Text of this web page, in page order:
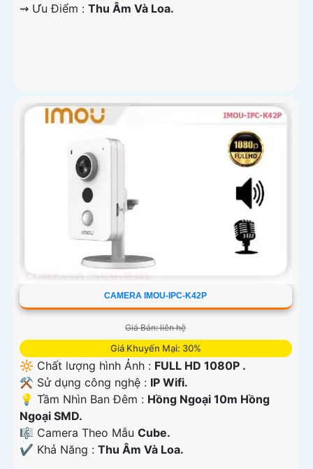
️⇝ Ưu Điểm : Thu Âm Và Loa.
CAMERA IMOU-IPC-K42P
Giá Bán: liên hệ
Giá Khuyến Mại: 30%
🔆 Chất lượng hình Ảnh : FULL HD 1080P .
⚒ Sử dụng công nghệ : IP Wifi.
💡 Tầm Nhìn Ban Đêm : Hồng Ngoại 10m Hồng
Ngoại SMD.
🎼️ Camera Theo Mẫu Cube.
️✔️ Khả Năng : Thu Âm Và Loa.